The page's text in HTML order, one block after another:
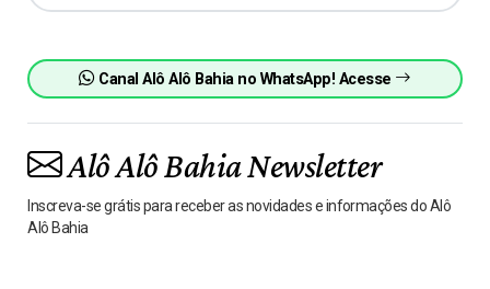
Canal Alô Alô Bahia no WhatsApp! Acesse
Alô Alô Bahia Newsletter
Inscreva-se grátis para receber as novidades e informações do Alô
Alô Bahia